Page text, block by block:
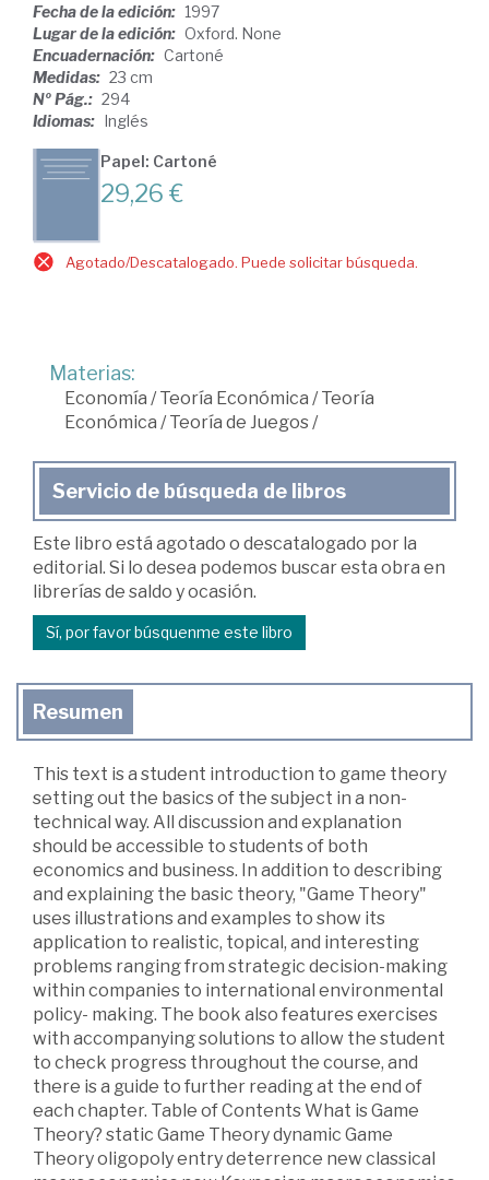
Fecha de la edición: 1997
Lugar de la edición: Oxford. None
Encuadernación: Cartoné
Medidas: 23 cm
Nº Pág.: 294
Idiomas: Inglés
Papel: Cartoné
29,26 €
Agotado/Descatalogado. Puede solicitar búsqueda.
Materias:
Economía /Teoría Económica /Teoría
Económica /Teoría de Juegos /
Servicio de búsqueda de libros
Este libro está agotado o descatalogado por la
editorial. Si lo desea podemos buscar esta obra en
librerías de saldo y ocasión.
Sí, por favor búsquenme este libro
Resumen
This text is a student introduction to game theory
setting out the basics of the subject in a non-
technical way. All discussion and explanation
should be accessible to students of both
economics and business. In addition to describing
and explaining the basic theory, "Game Theory"
uses illustrations and examples to show its
application to realistic, topical, and interesting
problems ranging from strategic decision-making
within companies to international environmental
policy- making. The book also features exercises
with accompanying solutions to allow the student
to check progress throughout the course, and
there is a guide to further reading at the end of
each chapter. Table of Contents What is Game
Theory? static Game Theory dynamic Game
Theory oligopoly entry deterrence new classical